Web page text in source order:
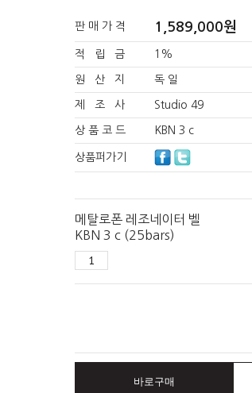
판 매 가 격 1,589,000원
적 립 금 1%
원 산 지 독 일
제 조 사 Studio 49
상 품 코 드 KBN 3 c
상품퍼가기
메탈로폰 레조네이터 벨
KBN 3 c (25bars)
바로구매